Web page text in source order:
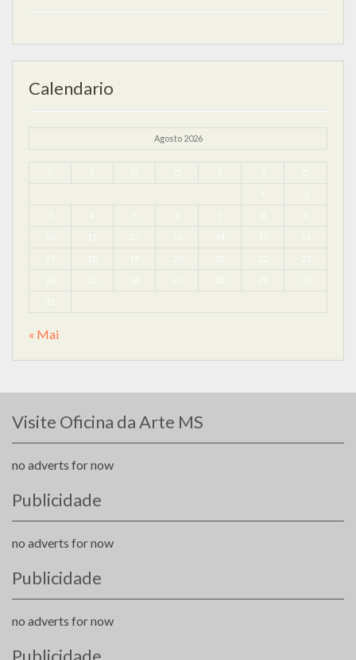
Calendario
Agosto 2026
S T Q Q S S D
1
3 4 5 6 7 8 9
10 11 12 13 14 15 16
17 18 19 20 21 23
24 25 26 27 28 29 30
31
« Mai
Visite Oficina da Arte MS
no adverts for now
Publicidade
no adverts for now
Publicidade
no adverts for now
Publicidade